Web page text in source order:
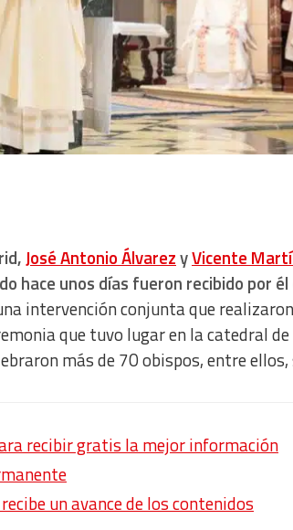
José Antonio ÁlvarezyVicente
hace unos días fueron recibido por
intervención conjunta que
que tuvo lugar en la catedral
más de 70 obispos, entre
recibir gratis la mejor información
un avance de los contenidos